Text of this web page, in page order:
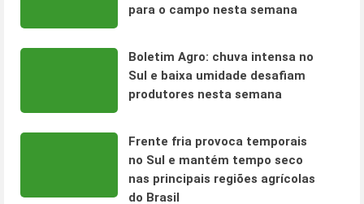
para o campo nesta semana
Boletim Agro: chuva intensa no
Sul e baixa umidade desafiam
produtores nesta semana
Frente fria provoca temporais
no Sul e mantém tempo seco
nas principais regiões agrícolas
do Brasil